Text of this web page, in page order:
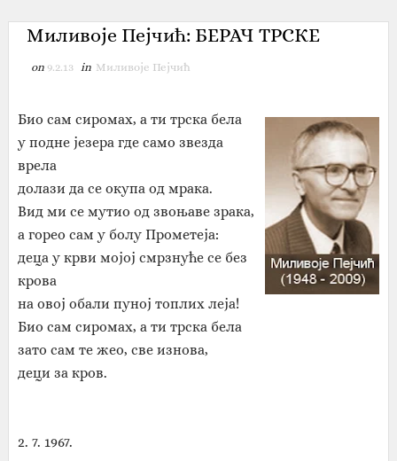
Миливоје Пејчић‎: БЕРАЧ ТРСКЕ
on 9.2.13 in Миливоје Пејчић
Био сам сиромах, а ти трска бела
у подне језера где само звезда
врела
долази да се окупа од мрака.
Вид ми се мутио од звоњаве зрака,
а горео сам у болу Прометеја:
деца у крви мојој смрзнуће се без
крова
на овој обали пуној топлих леја!
Био сам сиромах, а ти трска бела
зато сам те жео, све изнова,
деци за кров.
2. 7. 1967.